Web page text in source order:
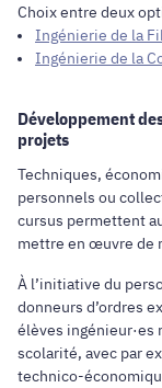
Choix entre deux
Ingénierie de la
Ingénierie de la
Développement
projets
Techniques,
personnels ou
cursus permettent
mettre en œuvre de
À l’initiative du
donneurs d’ordres
élèves
scolarité, avec par
technico-